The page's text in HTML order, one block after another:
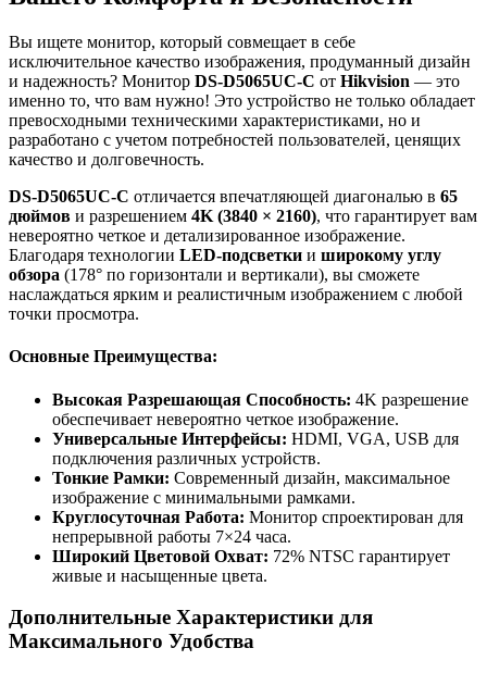
Вы ищете монитор, который совмещает в себе
исключительное качество изображения, продуманный дизайн
и надежность? Монитор DS-D5065UC-C от Hikvision — это
именно то, что вам нужно! Это устройство не только обладает
превосходными техническими характеристиками, но и
разработано с учетом потребностей пользователей, ценящих
качество и долговечность.
DS-D5065UC-C отличается впечатляющей диагональю в 65
дюймов и разрешением 4K (3840 × 2160), что гарантирует вам
невероятно четкое и детализированное изображение.
Благодаря технологии LED-подсветки и широкому углу
обзора (178° по горизонтали и вертикали), вы сможете
наслаждаться ярким и реалистичным изображением с любой
точки просмотра.
Основные Преимущества:
Высокая Разрешающая Способность: 4K разрешение
обеспечивает невероятно четкое изображение.
Универсальные Интерфейсы: HDMI, VGA, USB для
подключения различных устройств.
Тонкие Рамки: Современный дизайн, максимальное
изображение с минимальными рамками.
Круглосуточная Работа: Монитор спроектирован для
непрерывной работы 7×24 часа.
Широкий Цветовой Охват: 72% NTSC гарантирует
живые и насыщенные цвета.
Дополнительные Характеристики для
Максимального Удобства